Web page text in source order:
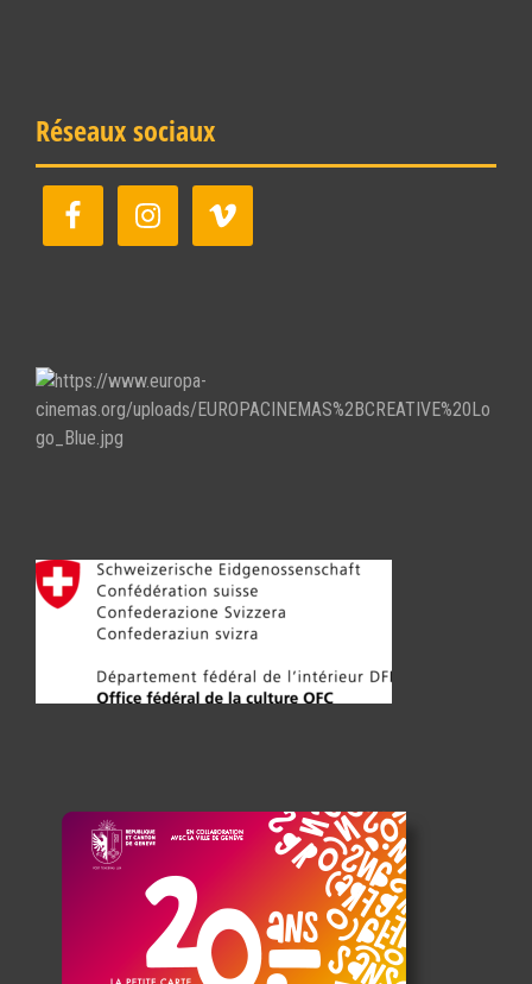
Réseaux sociaux